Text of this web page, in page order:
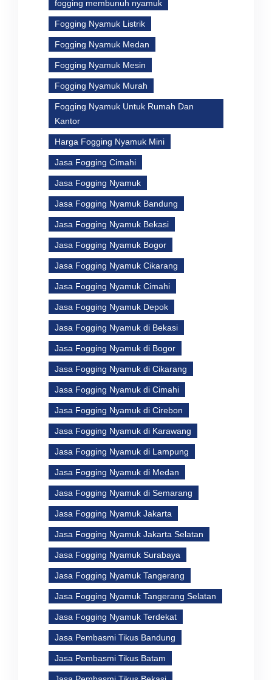
fogging membunuh nyamuk
Fogging Nyamuk Listrik
Fogging Nyamuk Medan
Fogging Nyamuk Mesin
Fogging Nyamuk Murah
Fogging Nyamuk Untuk Rumah Dan
Kantor
Harga Fogging Nyamuk Mini
Jasa Fogging Cimahi
Jasa Fogging Nyamuk
Jasa Fogging Nyamuk Bandung
Jasa Fogging Nyamuk Bekasi
Jasa Fogging Nyamuk Bogor
Jasa Fogging Nyamuk Cikarang
Jasa Fogging Nyamuk Cimahi
Jasa Fogging Nyamuk Depok
Jasa Fogging Nyamuk di Bekasi
Jasa Fogging Nyamuk di Bogor
Jasa Fogging Nyamuk di Cikarang
Jasa Fogging Nyamuk di Cimahi
Jasa Fogging Nyamuk di Cirebon
Jasa Fogging Nyamuk di Karawang
Jasa Fogging Nyamuk di Lampung
Jasa Fogging Nyamuk di Medan
Jasa Fogging Nyamuk di Semarang
Jasa Fogging Nyamuk Jakarta
Jasa Fogging Nyamuk Jakarta Selatan
Jasa Fogging Nyamuk Surabaya
Jasa Fogging Nyamuk Tangerang
Jasa Fogging Nyamuk Tangerang Selatan
Jasa Fogging Nyamuk Terdekat
Jasa Pembasmi Tikus Bandung
Jasa Pembasmi Tikus Batam